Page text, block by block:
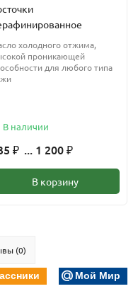
холодного отжима,
проникающей
для любого типа
В наличии
₽ ... 1 200 ₽
В корзину
(0)
Мой Мир